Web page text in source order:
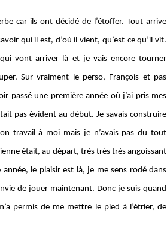
car ils ont décidé de l’étoffer. Tout arrive
qui il est, d’où il vient, qu’est-ce qu’il vit.
vont arriver là et je vais encore tourner
Sur vraiment le perso, François et pas
passé une première année où j’ai pris mes
pas évident au début. Je savais construire
travail à moi mais je n’avais pas du tout
était, au départ, très très très angoissant
le plaisir est là, je me sens rodé dans
de jouer maintenant. Donc je suis quand
permis de me mettre le pied à l’étrier, de